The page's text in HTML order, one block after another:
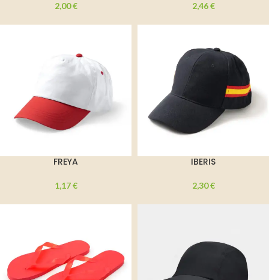
2,00€ 2,46€
FREYA
1,17€
IBERIS
2,30€